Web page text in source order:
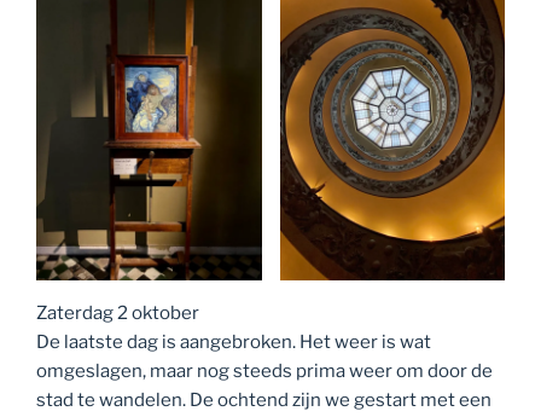
Zaterdag 2 oktober
De laatste dag is aangebroken. Het weer is wat
omgeslagen, maar nog steeds prima weer om door de
stad te wandelen. De ochtend zijn we gestart met een